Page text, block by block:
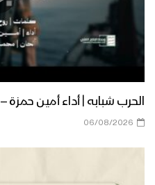
الحرب شبابه | أداء أمين حمزة – 1448هـ
06/08/2026